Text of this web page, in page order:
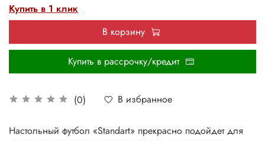
(0) В избранное
Купить в 1 клик
В корзину
Купить в рассрочку/кредит
Настольный футбол «Standart» прекрасно подойдет для